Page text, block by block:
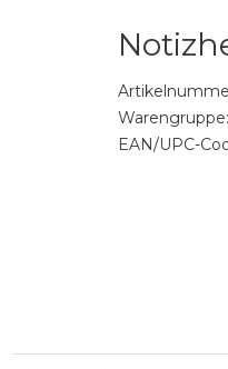
Warengruppe:
EAN/UPC-